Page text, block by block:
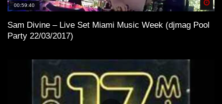
00:59:40
Sam Divine – Live Set Miami Music Week (djmag Pool
Party 22/03/2017)